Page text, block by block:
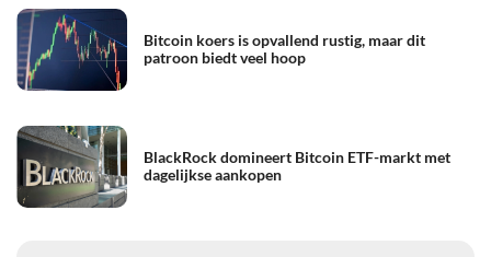
Bitcoin koers is opvallend rustig, maar dit
patroon biedt veel hoop
BlackRock domineert Bitcoin ETF-markt met
dagelijkse aankopen